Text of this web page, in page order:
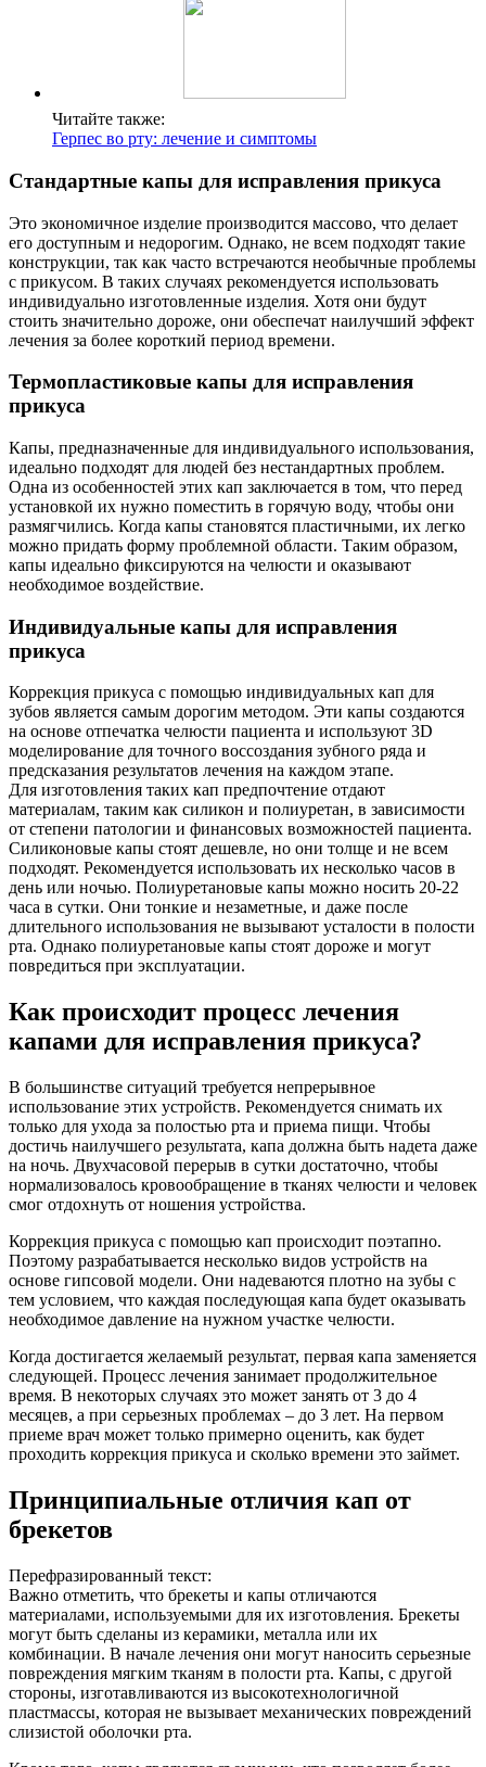
Читайте также:
Герпес во рту: лечение и симптомы
Стандартные капы для исправления прикуса
Это экономичное изделие производится массово, что делает
его доступным и недорогим. Однако, не всем подходят такие
конструкции, так как часто встречаются необычные проблемы
с прикусом. В таких случаях рекомендуется использовать
индивидуально изготовленные изделия. Хотя они будут
стоить значительно дороже, они обеспечат наилучший эффект
лечения за более короткий период времени.
Термопластиковые капы для исправления
прикуса
Капы, предназначенные для индивидуального использования,
идеально подходят для людей без нестандартных проблем.
Одна из особенностей этих кап заключается в том, что перед
установкой их нужно поместить в горячую воду, чтобы они
размягчились. Когда капы становятся пластичными, их легко
можно придать форму проблемной области. Таким образом,
капы идеально фиксируются на челюсти и оказывают
необходимое воздействие.
Индивидуальные капы для исправления
прикуса
Коррекция прикуса с помощью индивидуальных кап для
зубов является самым дорогим методом. Эти капы создаются
на основе отпечатка челюсти пациента и используют 3D
моделирование для точного воссоздания зубного ряда и
предсказания результатов лечения на каждом этапе.
Для изготовления таких кап предпочтение отдают
материалам, таким как силикон и полиуретан, в зависимости
от степени патологии и финансовых возможностей пациента.
Силиконовые капы стоят дешевле, но они толще и не всем
подходят. Рекомендуется использовать их несколько часов в
день или ночью. Полиуретановые капы можно носить 20-22
часа в сутки. Они тонкие и незаметные, и даже после
длительного использования не вызывают усталости в полости
рта. Однако полиуретановые капы стоят дороже и могут
повредиться при эксплуатации.
Как происходит процесс лечения
капами для исправления прикуса?
В большинстве ситуаций требуется непрерывное
использование этих устройств. Рекомендуется снимать их
только для ухода за полостью рта и приема пищи. Чтобы
достичь наилучшего результата, капа должна быть надета даже
на ночь. Двухчасовой перерыв в сутки достаточно, чтобы
нормализовалось кровообращение в тканях челюсти и человек
смог отдохнуть от ношения устройства.
Коррекция прикуса с помощью кап происходит поэтапно.
Поэтому разрабатывается несколько видов устройств на
основе гипсовой модели. Они надеваются плотно на зубы с
тем условием, что каждая последующая капа будет оказывать
необходимое давление на нужном участке челюсти.
Когда достигается желаемый результат, первая капа заменяется
следующей. Процесс лечения занимает продолжительное
время. В некоторых случаях это может занять от 3 до 4
месяцев, а при серьезных проблемах – до 3 лет. На первом
приеме врач может только примерно оценить, как будет
проходить коррекция прикуса и сколько времени это займет.
Принципиальные отличия кап от
брекетов
Перефразированный текст:
Важно отметить, что брекеты и капы отличаются
материалами, используемыми для их изготовления. Брекеты
могут быть сделаны из керамики, металла или их
комбинации. В начале лечения они могут наносить серьезные
повреждения мягким тканям в полости рта. Капы, с другой
стороны, изготавливаются из высокотехнологичной
пластмассы, которая не вызывает механических повреждений
слизистой оболочки рта.